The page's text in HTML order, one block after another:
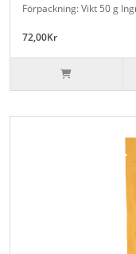
Förpackning: Vikt 50 g
72,00Kr